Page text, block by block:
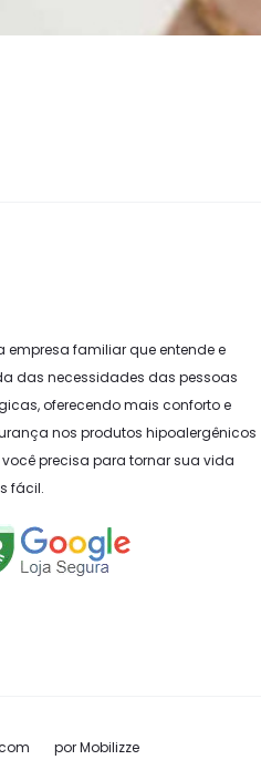
empresa familiar que entende e
das necessidades das pessoas
oferecendo mais conforto e
nos produtos hipoalergênicos
precisa para tornar sua vida
fácil.
porMobilizze